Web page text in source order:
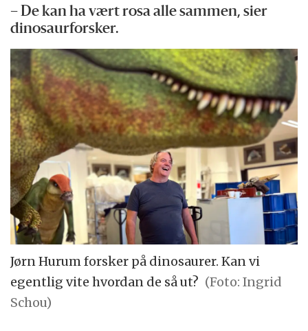
– De kan ha vært rosa alle sammen, sier
dinosaurforsker.
Jørn Hurum forsker på dinosaurer. Kan vi
egentlig vite hvordan de så ut? (Foto: Ingrid
Schou)